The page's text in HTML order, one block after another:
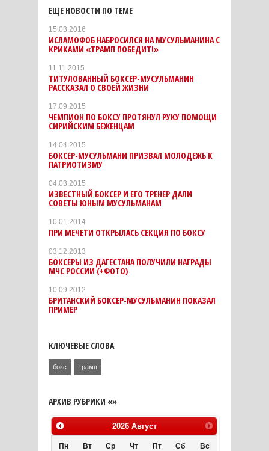
ЕЩЕ НОВОСТИ ПО ТЕМЕ
15.03.2016
ИСЛАМОФОБ НАБРОСИЛСЯ НА МУСУЛЬМАНИНА С
КРИКАМИ «ТРАМП ПОБЕДИТ!»
11.11.2015
ТИТУЛОВАННЫЙ БОКСЕР-МУСУЛЬМАНИН
РАССКАЗАЛ О СВОЕЙ ЖИЗНИ
17.09.2015
ЧЕМПИОН ПО БОКСУ ПРОТЯНУЛ РУКУ ПОМОЩИ
СИРИЙСКИМ БЕЖЕНЦАМ
14.04.2015
БОКСЕР-МУСУЛЬМАНИ ПРИЗВАЛ МОЛОДЕЖЬ К
ПАТРИОТИЗМУ
04.03.2015
ИЗВЕСТНЫЙ БОКСЕР И ЕГО ТРЕНЕР ДАЛИ
СОВЕТЫ ЮНЫМ МУСУЛЬМАНАМ
10.01.2014
ПРИ МЕЧЕТИ ОТКРЫЛАСЬ СЕКЦИЯ ПО БОКСУ
03.12.2013
БОКСЕРЫ ИЗ ДАГЕСТАНА ПОЛУЧИЛИ НАГРАДЫ
МЧС РОССИИ (+ФОТО)
10.09.2012
БРИТАНСКИЙ БОКСЕР-МУСУЛЬМАНИН ПОКАЗАЛ
ПРИМЕР
КЛЮЧЕВЫЕ СЛОВА
бокс трамп
АРХИВ РУБРИКИ «»
2026 Август
Пн Вт Ср Чт Пт Сб Вс